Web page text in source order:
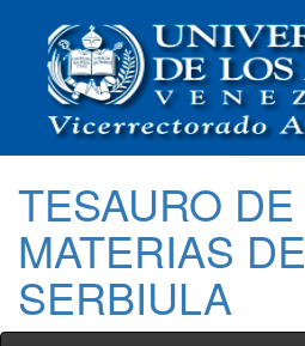
TESAURO DE
MATERIAS DE
SERBIULA